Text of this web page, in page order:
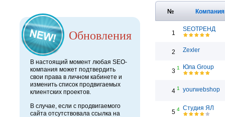
Обновления
В настоящий момент любая SEO-
компания может подтвердить
свои права в личном кабинете и
изменить список продвигаемых
клиентских проектов.
В случае, если с продвигаемого
сайта отсутствовала ссылка на
№
1
SEOТРЕНД
2 Zexler
3 1 Юла Group
4 1 yourwebshop
5 4 Студия ЯЛ